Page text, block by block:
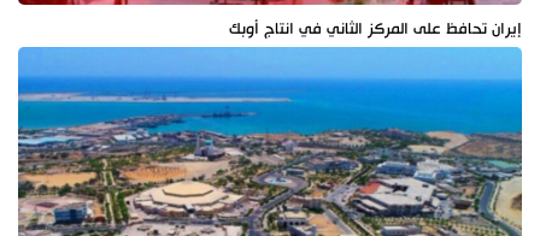
إيران تحافظ على المركز الثاني في انتاج أوبك